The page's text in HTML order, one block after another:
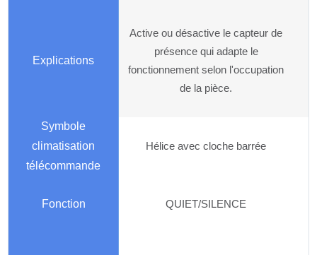
Active ou désactive le capteur de
présence qui adapte le
fonctionnement selon l'occupation
de la pièce.
Hélice avec cloche barrée
QUIET/SILENCE